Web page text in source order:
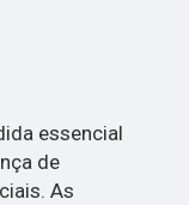
essencial
de
As